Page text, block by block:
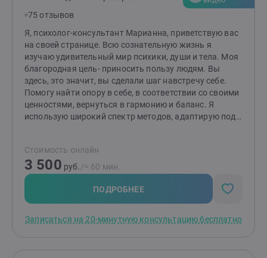
напряженного молчания. Моя цель - не "решать
сложности", а научить своих клиентов
взаимодействовать так, чтобы отношения
становились безопасными, живыми и понятными.
Работаю как в краткосрочном (до 10 встреч), так и
долгосрочном подходе.
75 отзывов
Я, психолог-консультант Марианна, приветствую вас
на своей странице. Всю сознательную жизнь я
изучаю удивительный мир психики, души и тела. Моя
благородная цель- приносить пользу людям. Вы
здесь, это значит, вы сделали шаг навстречу себе.
Помогу найти опору в себе, в соответствии со своими
ценностями, вернуться в гармонию и баланс. Я
использую широкий спектр методов, адаптирую под
стресса, тревоги, панических атак, горя, утраты,
кризисов, конфликтов, трудностей в отношениях,
профессиональной сфере. Личное счастье, раскрытие
своей уникальности. Восстановление жизненных сил
возможно! По праву рождения каждому дано
определение ваших запросов, а затем-совместное
Стоимость онлайн
3 500 руб. /≈ 60 мин.
ПОДРОБНЕЕ
Записаться на 20-минутную консультацию бесплатно